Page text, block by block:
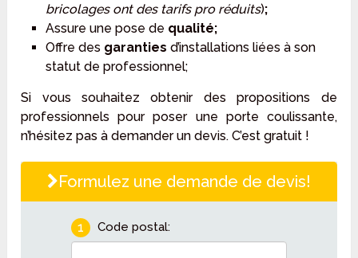
bricolages ont des tarifs pro réduits);
Assure une pose de qualité;
Offre des garanties d’installations liées à son
statut de professionnel;
Si vous souhaitez obtenir des propositions de
professionnels pour poser une porte coulissante,
n’hésitez pas à demander un devis. C’est gratuit !
Formulez une demande de devis!
1 Code postal: